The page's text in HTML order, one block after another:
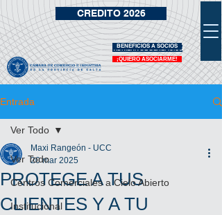
¡QUIERO ASOCIARME!
VIDRIERA DE BENEFICIOS
BENEFICIOS A SOCIOS
CREDITO 2026
Entrada
Ver Todo
Centros Comerciales a Cielo Abierto
Institucional
Ver Todo
PROTEGE A TUS
CLIENTES Y A TU
Maxi Rangeón - UCC
20 mar 2025